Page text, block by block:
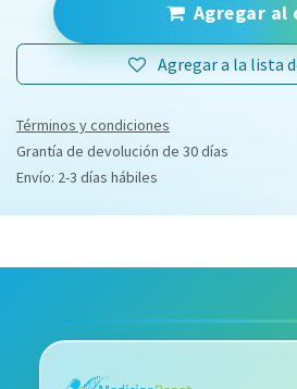
Agregar
Agregar a la lista
Términos y condiciones
Grantía de devolución de 30 días
Envío: 2-3 días hábiles